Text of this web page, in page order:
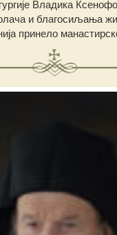
Владика
и благосиљања
принело